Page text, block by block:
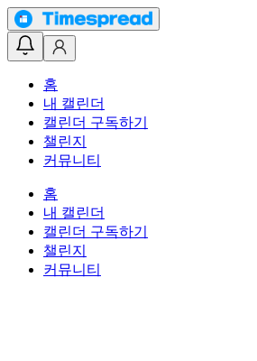
홈
내 캘린더
캘린더 구독하기
챌린지
커뮤니티
홈
내 캘린더
캘린더 구독하기
챌린지
커뮤니티